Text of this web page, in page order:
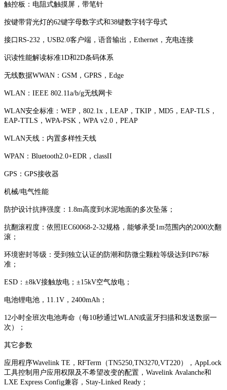
触控板：电阻式触摸屏，带笔针
按键带背光灯的62键字母数字式和38键数字转字母式
接口RS-232，USB2.0客户端，语音输出，Ethernet，充电连接
识读性能解读标准1D和2D条码体系
无线数据WWAN：GSM，GPRS，Edge
WLAN：IEEE 802.11a/b/g无线网卡
WLAN安全标准：WEP，802.1x，LEAP，TKIP，MD5，EAP-TLS，
EAP-TTLS，WPA-PSK，WPA v2.0，PEAP
WLAN天线：内置多样性天线
WPAN：Bluetooth2.0+EDR，classII
GPS：GPS接收器
机械/电气性能
防护设计抗摔强度：1.8m高度到水泥地面的多次坠落；
抗翻滚程度：依照IEC60068-2-32规格，能够承受1m范围内的2000次翻
滚；
环境密封等级：受到独立认证的防潮和防微尘颗粒等级达到IP67标
准；
ESD：±8kV接触放电；±15kV空气放电；
电池锂电池，11.1V，2400mAh；
12小时全班次电池寿命（每10秒通过WLAN或蓝牙扫描和发送数据一
次）；
其它参数
应用程序Wavelink TE，RFTerm（TN5250,TN3270,VT220），AppLock
工具控制用户应用权限及不希望改变的配置，Wavelink Avalanche和
LXE Express Config兼容，Stay-Linked Ready；